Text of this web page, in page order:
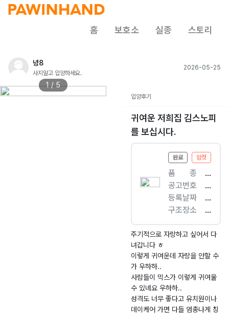
홈 보호소 실종 스토리
녕8
사지말고 입양하세요.
2026-05-25
1 / 5
입양후기
귀여운 저희집 김스노피
를 보십시다.
완료 암컷
품ㅤㅤ종
[
개
]
믹
스
견
공고번호
경
북
-
구
미
2
2
5
-
등록날짜
2
0
2
5.
7.
9
구조장소
선
산
읍
장
길
6
9
주기적으로 자랑하고 싶어서 다
녀갑니다 ㅎ
이렇게 귀여운데 자랑을 안할 수
가 우하하..
사람들이 믹스가 이렇게 귀여울
수 있녜요 우하하..
성격도 너무 좋다고 유치원이나
데이케어 가면 다들 엄총나게 칭